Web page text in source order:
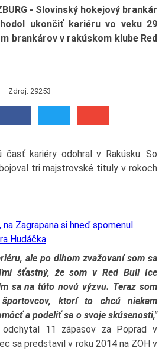
- Slovinský hokejový brankár
ukončiť kariéru vo veku 29
brankárov v rakúskom klube Red
Zdroj: 29253
kariéry odohral v Rakúsku. So
tri majstrovské tituly v rokoch
Zagrapana si hneď spomenul.
Hudáčka
ale po dlhom zvažovaní som sa
šťastný, že som v Red Bull Ice
sa na túto novú výzvu. Teraz som
ktorí to chcú niekam
a podeliť sa o svoje skúsenosti,"
odchytal 11 zápasov za Poprad v
sa predstavil v roku 2014 na ZOH v